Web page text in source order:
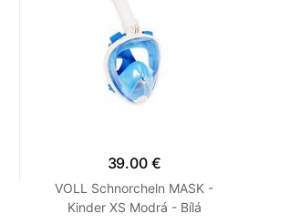
39.00 €
VOLL Schnorcheln MASK -
Kinder XS Modrá - Bílá